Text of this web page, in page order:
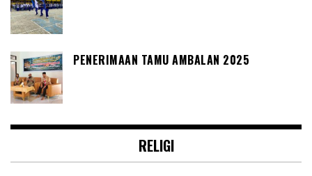
PENERIMAAN TAMU AMBALAN 2025
RELIGI